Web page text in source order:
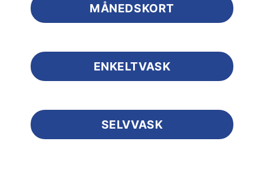
MÅNEDSKORT
ENKELTVASK
SELVVASK